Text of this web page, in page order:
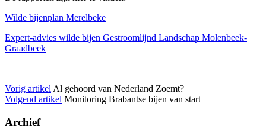
Wilde bijenplan Merelbeke
Expert-advies wilde bijen Gestroomlijnd Landschap Molenbeek-
Graadbeek
Vorig artikel Al gehoord van Nederland Zoemt?
Volgend artikel Monitoring Brabantse bijen van start
Archief